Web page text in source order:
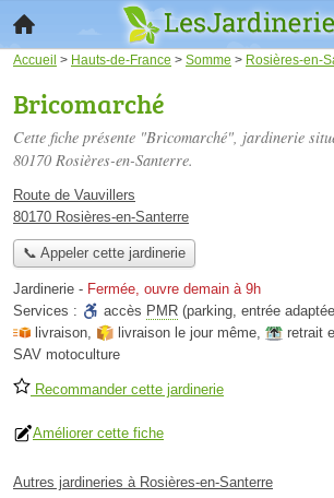
Accueil > Hauts-de-France > Somme > Rosières-en-
Bricomarché
Cette fiche présente "Bricomarché", jardinerie
80170 Rosières-en-Santerre.
Route de Vauvillers
80170 Rosières-en-Santerre
📞 Appeler cette jardinerie
Jardinerie - Fermée, ouvre demain à 9h
Services :
accès PMR (parking, entrée
livraison, livraison le jour même, retrait
SAV motoculture
Recommander cette jardinerie
Améliorer cette fiche
Autres jardineries à Rosières-en-Santerre